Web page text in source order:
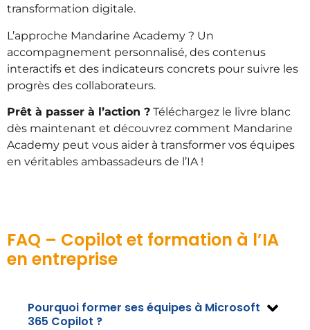
transformation digitale.
L’approche Mandarine Academy ? Un
accompagnement personnalisé, des contenus
interactifs et des indicateurs concrets pour suivre les
progrès des collaborateurs.
Prêt à passer à l’action ? Téléchargez le livre blanc
dès maintenant et découvrez comment Mandarine
Academy peut vous aider à transformer vos équipes
en véritables ambassadeurs de l’IA !
FAQ – Copilot et formation à l’IA
en entreprise
Pourquoi former ses équipes à Microsoft
365 Copilot ?